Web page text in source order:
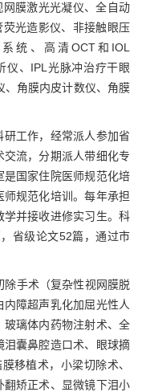
膜激光光凝仪、全自动
光造影仪、非接触眼压
统、高清OCT和IOL
仪、IPL光脉冲治疗干眼
、角膜内皮计数仪、角膜
工作，经常派人参加省
流，分期派人带细化专
国家住院医师规范化培
规范化培训。每年承担
并接收进修实习生。科
省级论文52篇，通过市
手术（复杂性视网膜脱
障超声乳化加屈光性人
璃体内药物注射术、全
囊鼻腔造口术、眼球摘
移植术，小梁切除术、
矫正术、显微镜下泪小